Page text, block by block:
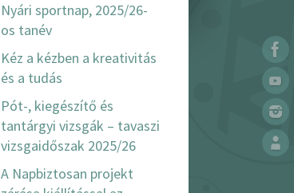
Nyári sportnap, 2025/26-
os tanév
Kéz a kézben a kreativitás
és a tudás
Pót-, kiegészítő és
tantárgyi vizsgák – tavaszi
vizsgaidőszak 2025/26
A Napbiztosan projekt